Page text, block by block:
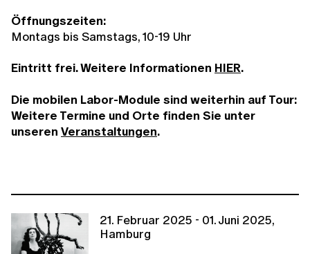
Öffnungszeiten:
Montags bis Samstags, 10-19 Uhr
Eintritt frei. Weitere Informationen HIER.
Die mobilen Labor-Module sind weiterhin auf Tour:
Weitere Termine und Orte finden Sie unter
unseren Veranstaltungen.
21. Februar 2025 - 01. Juni 2025,
Hamburg